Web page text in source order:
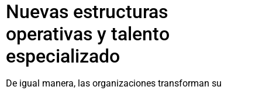
Nuevas estructuras
operativas y talento
especializado
De igual manera, las organizaciones transforman su